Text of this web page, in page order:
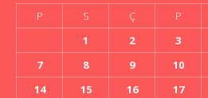
P
S Ç P
1
2 3
7
8 9 10
14
15 16 17